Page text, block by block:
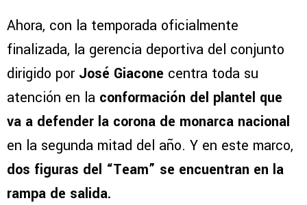
Ahora, con la temporada oficialmente
finalizada, la gerencia deportiva del conjunto
dirigido porJosé Giacone centra toda su
atención en la conformación del plantel que
va a defender la corona de monarca nacional
en la segunda mitad del año. Y en este marco,
dos figuras del “Team” se encuentran en la
rampa de salida.